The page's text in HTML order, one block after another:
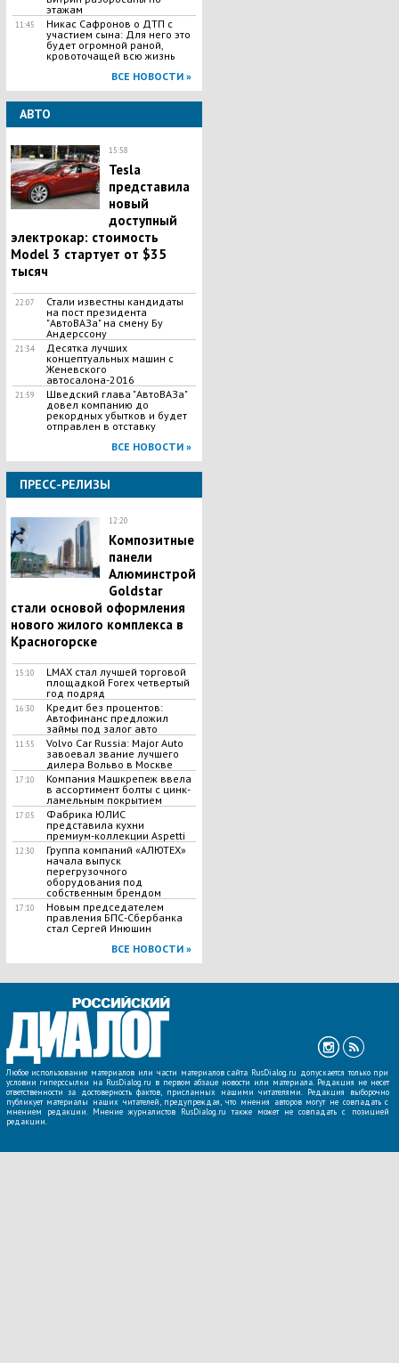
этажам
11:45
Никас Сафронов о ДТП с
участием сына: Для него это
будет огромной раной,
кровоточащей всю жизнь
ВСЕ НОВОСТИ »
АВТО
15:58
Tesla
представила
новый
доступный
электрокар: стоимость
Model 3 стартует от $35
тысяч
22:07
Стали известны кандидаты
на пост президента
"АвтоВАЗа" на смену Бу
Андерссону
21:34
Десятка лучших
концептуальных машин с
Женевского
автосалона-2016
21:59
Шведский глава "АвтоВАЗа"
довел компанию до
рекордных убытков и будет
отправлен в отставку
ВСЕ НОВОСТИ »
ПРЕСС-РЕЛИЗЫ
12:20
Композитные
панели
Алюминстрой
Goldstar
стали основой оформления
нового жилого комплекса в
Красногорске
15:10
LMAX стал лучшей торговой
площадкой Forex четвертый
год подряд
16:30
Кредит без процентов:
Автофинанс предложил
займы под залог авто
11:55
Volvo Car Russia: Major Auto
завоевал звание лучшего
дилера Вольво в Москве
17:10
Компания Машкрепеж ввела
в ассортимент болты с цинк-
ламельным покрытием
17:05
Фабрика ЮЛИС
представила кухни
премиум-коллекции Aspetti
12:30
Группа компаний «АЛЮТЕХ»
начала выпуск
перегрузочного
оборудования под
собственным брендом
17:10
Новым председателем
правления БПС-Сбербанка
стал Сергей Инюшин
ВСЕ НОВОСТИ »
Любое использование материалов или части материалов сайта RusDialog.ru допускается только при
условии гиперссылки на RusDialog.ru в первом абзаце новости или материала. Редакция не несет
ответственности за достоверность фактов, присланных нашими читателями. Редакция выборочно
публикует материалы наших читателей, предупреждая, что мнения авторов могут не совпадать с
мнением редакции. Мнение журналистов RusDialog.ru также может не совпадать с позицией
редакции.